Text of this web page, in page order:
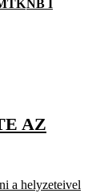
NB I
AZ
a helyzeteivel